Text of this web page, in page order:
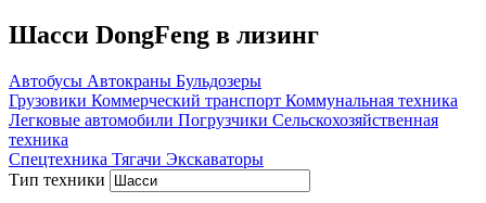
Шасси DongFeng в лизинг
Автобусы Автокраны Бульдозеры
Грузовики Коммерческий транспорт Коммунальная техника
Легковые автомобили Погрузчики Сельскохозяйственная
техника
Спецтехника Тягачи Экскаваторы
Тип техники